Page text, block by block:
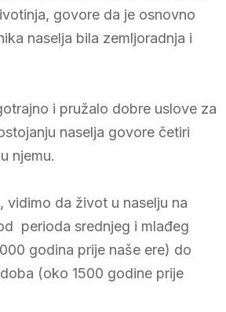
govore da je osnovno
naselja bila zemljoradnja i
i pružalo dobre uslove za
naselja govore četiri
njemu.
vidimo da život u naselju na
perioda srednjeg i mlađeg
godina prije naše ere) do
(oko 1500 godine prije